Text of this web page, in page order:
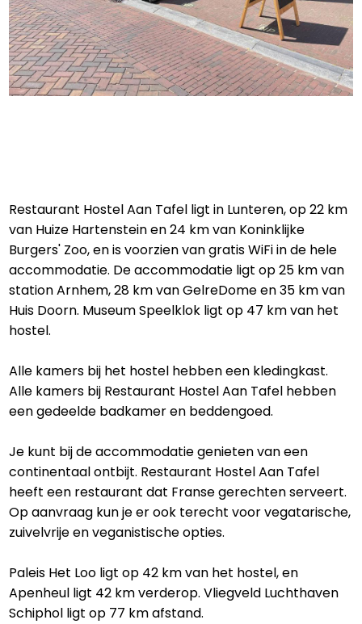
Restaurant Hostel Aan Tafel ligt in Lunteren, op 22 km
van Huize Hartenstein en 24 km van Koninklijke
Burgers' Zoo, en is voorzien van gratis WiFi in de hele
accommodatie. De accommodatie ligt op 25 km van
station Arnhem, 28 km van GelreDome en 35 km van
Huis Doorn. Museum Speelklok ligt op 47 km van het
hostel.
Alle kamers bij het hostel hebben een kledingkast.
Alle kamers bij Restaurant Hostel Aan Tafel hebben
een gedeelde badkamer en beddengoed.
Je kunt bij de accommodatie genieten van een
continentaal ontbijt. Restaurant Hostel Aan Tafel
heeft een restaurant dat Franse gerechten serveert.
Op aanvraag kun je er ook terecht voor vegatarische,
zuivelvrije en veganistische opties.
Paleis Het Loo ligt op 42 km van het hostel, en
Apenheul ligt 42 km verderop. Vliegveld Luchthaven
Schiphol ligt op 77 km afstand.